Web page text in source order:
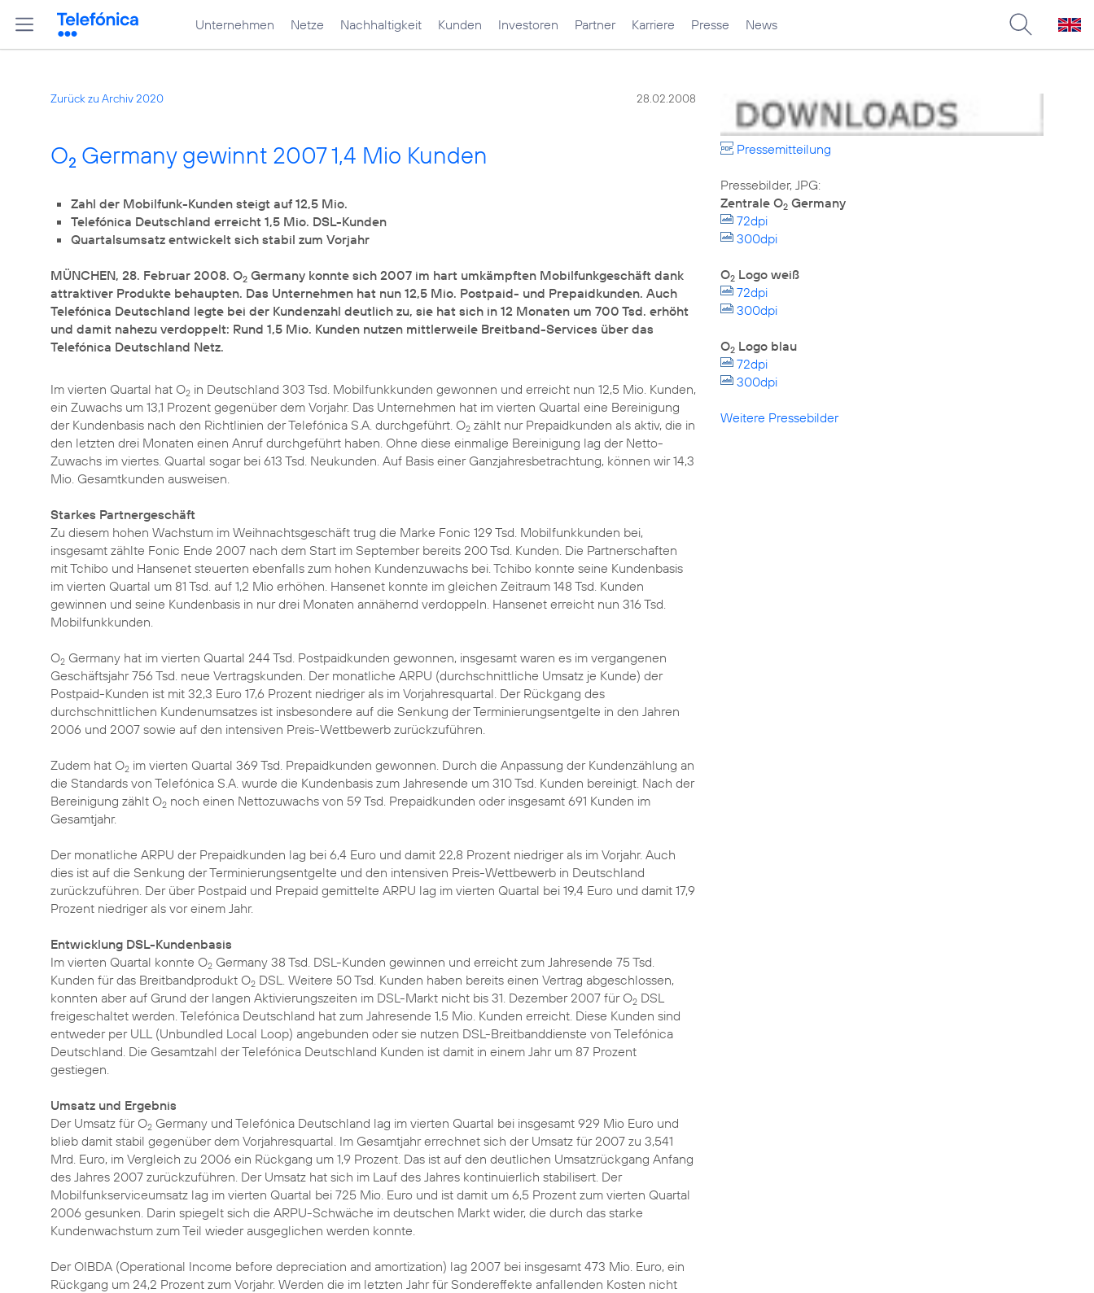
Unternehmen Netze Nachhaltigkeit Kunden Investoren Partner Karriere Presse News
Zurück zu Archiv 2020 28.02.2008
O2 Germany gewinnt 2007 1,4 Mio Kunden
Zahl der Mobilfunk-Kunden steigt auf 12,5 Mio.
Telefónica Deutschland erreicht 1,5 Mio. DSL-Kunden
Quartalsumsatz entwickelt sich stabil zum Vorjahr
MÜNCHEN, 28. Februar 2008. O2 Germany konnte sich 2007 im hart umkämpften Mobilfunkgeschäft dank
attraktiver Produkte behaupten. Das Unternehmen hat nun 12,5 Mio. Postpaid- und Prepaidkunden. Auch
Telefónica Deutschland legte bei der Kundenzahl deutlich zu, sie hat sich in 12 Monaten um 700 Tsd. erhöht
und damit nahezu verdoppelt: Rund 1,5 Mio. Kunden nutzen mittlerweile Breitband-Services über das
Telefónica Deutschland Netz.
Im vierten Quartal hat O2 in Deutschland 303 Tsd. Mobilfunkkunden gewonnen und erreicht nun 12,5 Mio. Kunden,
ein Zuwachs um 13,1 Prozent gegenüber dem Vorjahr. Das Unternehmen hat im vierten Quartal eine Bereinigung
der Kundenbasis nach den Richtlinien der Telefónica S.A. durchgeführt. O2 zählt nur Prepaidkunden als aktiv, die in
den letzten drei Monaten einen Anruf durchgeführt haben. Ohne diese einmalige Bereinigung lag der Netto-
Zuwachs im viertes. Quartal sogar bei 613 Tsd. Neukunden. Auf Basis einer Ganzjahresbetrachtung, können wir 14,3
Mio. Gesamtkunden ausweisen.
Starkes Partnergeschäft
Zu diesem hohen Wachstum im Weihnachtsgeschäft trug die Marke Fonic 129 Tsd. Mobilfunkkunden bei,
insgesamt zählte Fonic Ende 2007 nach dem Start im September bereits 200 Tsd. Kunden. Die Partnerschaften
mit Tchibo und Hansenet steuerten ebenfalls zum hohen Kundenzuwachs bei. Tchibo konnte seine Kundenbasis
im vierten Quartal um 81 Tsd. auf 1,2 Mio erhöhen. Hansenet konnte im gleichen Zeitraum 148 Tsd. Kunden
gewinnen und seine Kundenbasis in nur drei Monaten annähernd verdoppeln. Hansenet erreicht nun 316 Tsd.
Mobilfunkkunden.
O2 Germany hat im vierten Quartal 244 Tsd. Postpaidkunden gewonnen, insgesamt waren es im vergangenen
Geschäftsjahr 756 Tsd. neue Vertragskunden. Der monatliche ARPU (durchschnittliche Umsatz je Kunde) der
Postpaid-Kunden ist mit 32,3 Euro 17,6 Prozent niedriger als im Vorjahresquartal. Der Rückgang des
durchschnittlichen Kundenumsatzes ist insbesondere auf die Senkung der Terminierungsentgelte in den Jahren
2006 und 2007 sowie auf den intensiven Preis-Wettbewerb zurückzuführen.
Zudem hat O2 im vierten Quartal 369 Tsd. Prepaidkunden gewonnen. Durch die Anpassung der Kundenzählung an
die Standards von Telefónica S.A. wurde die Kundenbasis zum Jahresende um 310 Tsd. Kunden bereinigt. Nach der
Bereinigung zählt O2 noch einen Nettozuwachs von 59 Tsd. Prepaidkunden oder insgesamt 691 Kunden im
Gesamtjahr.
Der monatliche ARPU der Prepaidkunden lag bei 6,4 Euro und damit 22,8 Prozent niedriger als im Vorjahr. Auch
dies ist auf die Senkung der Terminierungsentgelte und den intensiven Preis-Wettbewerb in Deutschland
zurückzuführen. Der über Postpaid und Prepaid gemittelte ARPU lag im vierten Quartal bei 19,4 Euro und damit 17,9
Prozent niedriger als vor einem Jahr.
Entwicklung DSL-Kundenbasis
Im vierten Quartal konnte O2 Germany 38 Tsd. DSL-Kunden gewinnen und erreicht zum Jahresende 75 Tsd.
Kunden für das Breitbandprodukt O2 DSL. Weitere 50 Tsd. Kunden haben bereits einen Vertrag abgeschlossen,
konnten aber auf Grund der langen Aktivierungszeiten im DSL-Markt nicht bis 31. Dezember 2007 für O2 DSL
freigeschaltet werden. Telefónica Deutschland hat zum Jahresende 1,5 Mio. Kunden erreicht. Diese Kunden sind
entweder per ULL (Unbundled Local Loop) angebunden oder sie nutzen DSL-Breitbanddienste von Telefónica
Deutschland. Die Gesamtzahl der Telefónica Deutschland Kunden ist damit in einem Jahr um 87 Prozent
gestiegen.
Umsatz und Ergebnis
Der Umsatz für O2 Germany und Telefónica Deutschland lag im vierten Quartal bei insgesamt 929 Mio Euro und
blieb damit stabil gegenüber dem Vorjahresquartal. Im Gesamtjahr errechnet sich der Umsatz für 2007 zu 3,541
Mrd. Euro, im Vergleich zu 2006 ein Rückgang um 1,9 Prozent. Das ist auf den deutlichen Umsatzrückgang Anfang
des Jahres 2007 zurückzuführen. Der Umsatz hat sich im Lauf des Jahres kontinuierlich stabilisert. Der
Mobilfunkserviceumsatz lag im vierten Quartal bei 725 Mio. Euro und ist damit um 6,5 Prozent zum vierten Quartal
2006 gesunken. Darin spiegelt sich die ARPU-Schwäche im deutschen Markt wider, die durch das starke
Kundenwachstum zum Teil wieder ausgeglichen werden konnte.
Der OIBDA (Operational Income before depreciation and amortization) lag 2007 bei insgesamt 473 Mio. Euro, ein
Rückgang um 24,2 Prozent zum Vorjahr. Werden die im letzten Jahr für Sondereffekte anfallenden Kosten nicht
Pressemitteilung
Zentrale O2 Germany
72dpi
300dpi
O2 Logo weiß
72dpi
300dpi
O2 Logo blau
72dpi
300dpi
Weitere Pressebilder